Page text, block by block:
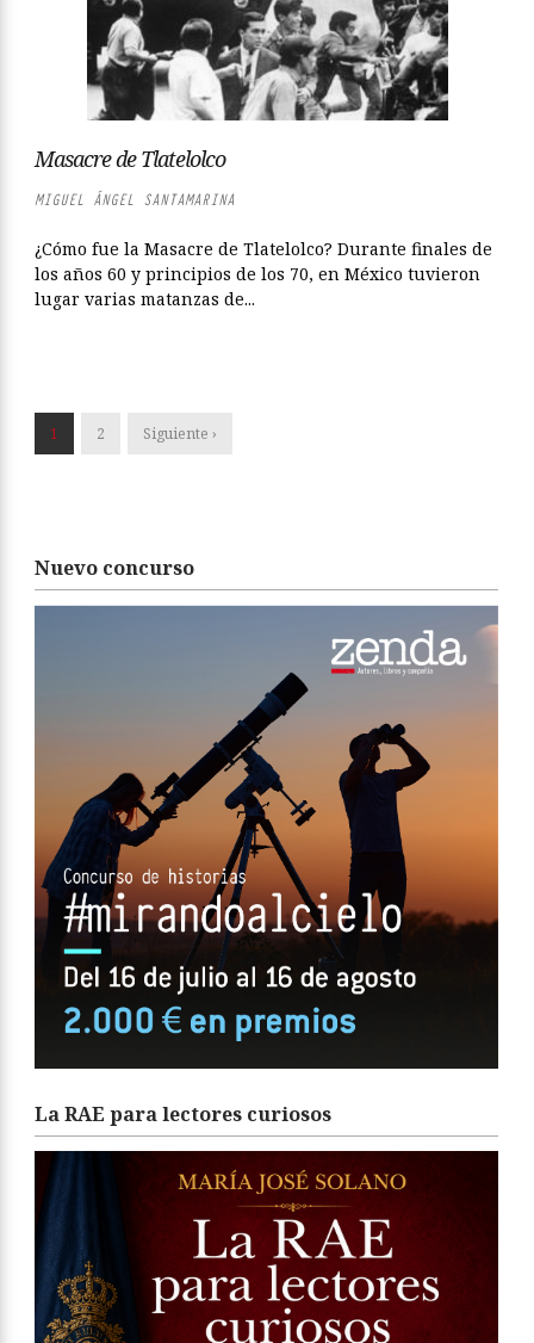
Masacre de Tlatelolco
MIGUEL ÁNGEL SANTAMARINA
¿Cómo fue la Masacre de Tlatelolco? Durante finales de
los años 60 y principios de los 70, en México tuvieron
lugar varias matanzas de...
1 2 Siguiente ›
Nuevo concurso
La RAE para lectores curiosos